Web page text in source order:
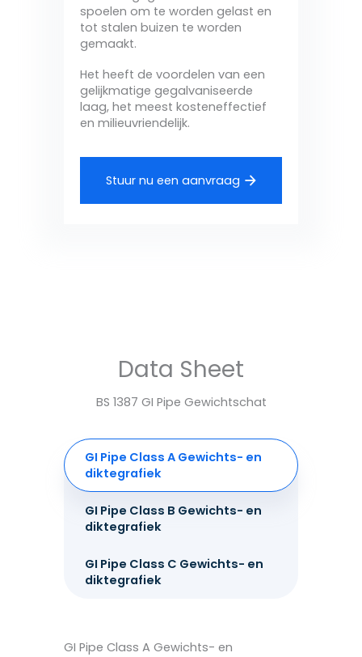
spoelen om te worden gelast en
tot stalen buizen te worden
gemaakt.
Het heeft de voordelen van een
gelijkmatige gegalvaniseerde
laag, het meest kosteneffectief
en milieuvriendelijk.
Stuur nu een aanvraag
Data Sheet
BS 1387 GI Pipe Gewichtschat
GI Pipe Class A Gewichts- en
diktegrafiek
GI Pipe Class B Gewichts- en
diktegrafiek
GI Pipe Class C Gewichts- en
diktegrafiek
GI Pipe Class A Gewichts- en